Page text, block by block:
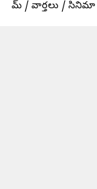
హోమ్ / వార్తలు / సినిమా